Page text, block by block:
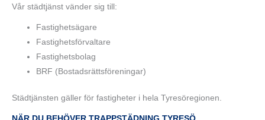
Vår städtjänst vänder sig till:
Fastighetsägare
Fastighetsförvaltare
Fastighetsbolag
BRF (Bostadsrättsföreningar)
Städtjänsten gäller för fastigheter i hela Tyresöregionen.